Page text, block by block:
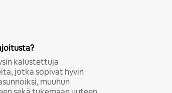
kalustettuja
jotka sopivat hyvin
muuhun